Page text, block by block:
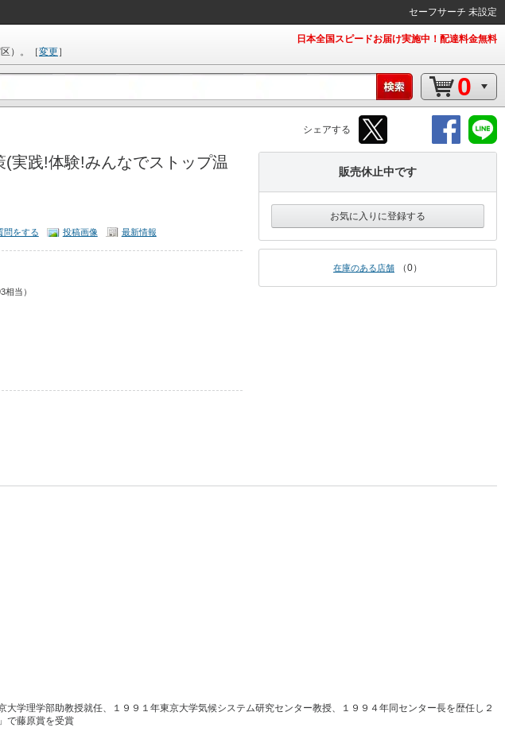
セーフサーチ 未設定
）。 ［変更］
日本全国スピードお届け実施中！配達料金無料
0
シェアする
実践!体験!みんなでストップ温
問をする 投稿画像 最新情報
相当）
販売休止中です
お気に入りに登録する
在庫のある店舗 0
学理学部助教授就任、１９９１年東京大学気候システム研究センター教授、１９９４年同センター長を歴任し２
で藤原賞を受賞